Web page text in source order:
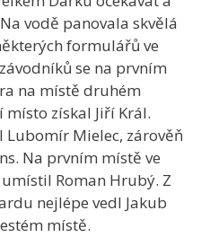
vodě panovala skvělá
formulářů ve
se na prvním
na místě druhém
místo získal Jiří Král.
Lubomír Mielec, zárověň
Na prvním místě ve
Roman Hrubý. Z
nejlépe vedl Jakub
místě.